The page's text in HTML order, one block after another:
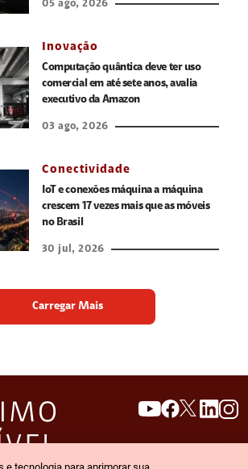
05 ago, 2026
Inovação
Computação quântica deve ter uso
comercial em até sete anos, avalia
executivo da Amazon
03 ago, 2026
Conectividade
IoT e conexões máquina a máquina
crescem 17 vezes mais que as móveis
no Brasil
30 jul, 2026
Carregar Mais